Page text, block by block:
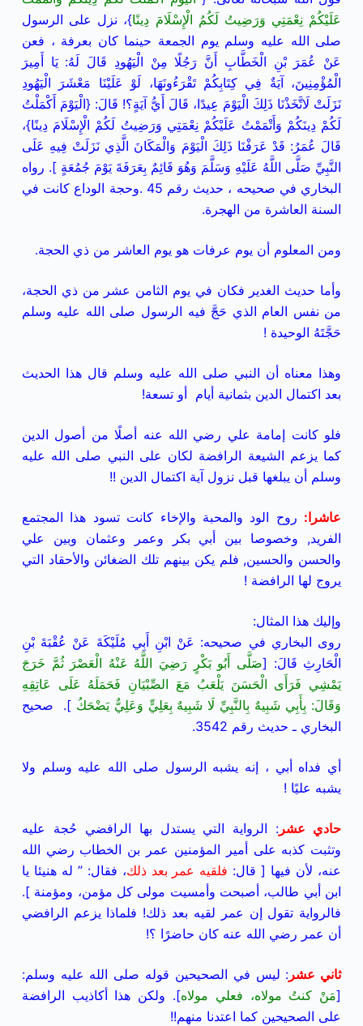
عَلَيْكُمْ نِعْمَتِي وَرَضِيتُ لَكُمُ الْإِسْلَامَ دِينًا}، نزل على الرسول
صلى الله عليه وسلم يوم الجمعة حينما كان بعرفة ، فعن
عَنْ عُمَرَ بْنِ الْخَطَّابِ أَنَّ رَجُلًا مِنْ الْيَهُودِ قَالَ لَهُ: يَا أَمِيرَ
الْمُؤْمِنِينَ، آيَةٌ فِي كِتَابِكُمْ تَقْرَءُونَهَا، لَوْ عَلَيْنَا مَعْشَرَ الْيَهُودِ
نَزَلَتْ لَاتَّخَذْنَا ذَلِكَ الْيَوْمَ عِيدًا، قَالَ أَيُّ آيَةٍ؟! قَالَ: {الْيَوْمَ أَكْمَلْتُ
لَكُمْ دِينَكُمْ وَأَتْمَمْتُ عَلَيْكُمْ نِعْمَتِي وَرَضِيتُ لَكُمْ الْإِسْلَامَ دِينًا}،
قَالَ عُمَرُ: قَدْ عَرَفْنَا ذَلِكَ الْيَوْمَ وَالْمَكَانَ الَّذِينَزَلَتْ فِيهِ عَلَى
النَّبِيِّ صَلَّى اللَّهُ عَلَيْهِ وَسَلَّمَ وَهُوَ قَائِمٌ بِعَرَفَةَ يَوْمَ جُمُعَةٍ ]. رواه
البخاري في صحيحه ، حديث رقم 45 .
وحجة الوداع كانت في
السنة العاشرة من الهجرة.
ومن المعلوم أن يوم عرفات هو يوم العاشر من ذي الحجة.
وأما حديث الغدير فكان في يوم الثامن عشر من ذي الحجة،
من نفس العام الذي حَجَّ فيه الرسول صلى الله عليه وسلم
حَجَّتَهُ الوحيدة !
وهذا معناه أن النبي صلى الله عليه وسلم قال هذا الحديث
بعد اكتمال الدين بثمانية أيام أو تسعة!
فلو كانت إمامة علي رضي الله عنه أصلًا من أصول الدين
كما يزعم الشيعة الرافضة لكان على النبي صلى الله عليه
وسلم أن يبلغها قبل نزول آية اكتمال الدين !!
عاشرا: روح الود والمحبة والإخاء كانت تسود هذا المجتمع
الفريد, وخصوصا بين أبي بكر وعمر وعثمان وبين علي
والحسن والحسين, فلم يكن بينهم تلك الضغائن والأحقاد التي
يروج لها الرافضة !
وإليك هذا المثال:
روى البخاري في صحيحه: عَنْ ابْنِ أَبِي مُلَيْكَةَ عَنْ عُقْبَةَ بْنِ
الْحَارِثِ قَالَ: [صَلَّى أَبُو بَكْرٍ رَضِيَ اللَّهُ عَنْهُ الْعَصْرَ ثُمَّ خَرَجَ
يَمْشِي فَرَأَى الْحَسَنَ يَلْعَبُ مَعَ الصِّبْيَانِ فَحَمَلَهُ عَلَى عَاتِقِهِ
وَقَالَ: بِأَبِي شَبِيهٌ بِالنَّبِيِّ لَا شَبِيهٌ بِعَلِيٍّ وَعَلِيٌّ يَضْحَكُ ]. صحيح
البخاري ـ حديث رقم 3542.
أي فداه أبي ، إنه يشبه الرسول صلى الله عليه وسلم ولا
يشبه عليًا !
حادي عشر : الرواية التي يستدل بها الرافضي حُجة عليه
وتثبت كذبه على أمير المؤمنين عمر بن الخطاب رضي الله
عنه، لأن فيها [ قال: فلقيه عمر بعد ذلك، فقال: ” له هنيئا يا
ابن أبي طالب، أصبحت وأمسيت مولى كل مؤمن، ومؤمنة ].
فالرواية تقول إن عمر لقيه بعد ذلك! فلماذا يزعم الرافضي
أن عمر رضي الله عنه كان حاضرًا ؟!
ثاني عشر : ليس في الصحيحين قوله صلى الله عليه وسلم:
[مَنْ كنتُ مولاه، فعلي مولاه]. ولكن هذا أكاذيب الرافضة
على الصحيحين كما اعتدنا منهم!!